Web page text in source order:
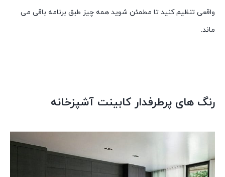
واقعی تنظیم کنید تا مطمئن شوید همه چیز طبق برنامه باقی می
ماند.
رنگ های پرطرفدار کابینت آشپزخانه